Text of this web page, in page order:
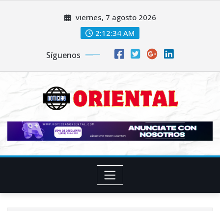
viernes, 7 agosto 2026
2:12:35 AM
Síguenos